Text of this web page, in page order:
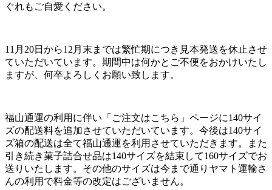
ぐれもご自愛ください。
11月20日から12月末までは繁忙期につき見本発送を休止させ
ていただいています。期間中は何かとご不便をおかけいたし
ますが、何卒よろしくお願い致します。
福山通運の利用に伴い「ご注文はこちら」ページに140サイ
ズの配送料を追加させていただいています。今後は140サイ
ズ箱の配送は全て福山通運を利用させていただきます。また
引き続き菓子詰合せ品は140サイズを結束して160サイズでお
送りいたします。その他のサイズは今まで通りヤマト運輸さ
んの利用で料金等の改定はございません。